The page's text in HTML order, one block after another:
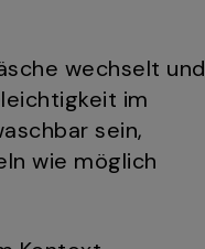
wechselt und
im
sein,
wie möglich